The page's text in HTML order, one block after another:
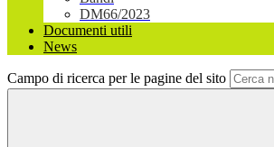
DM66/2023
Documenti utili
News
Campo di ricerca per le pagine del sito